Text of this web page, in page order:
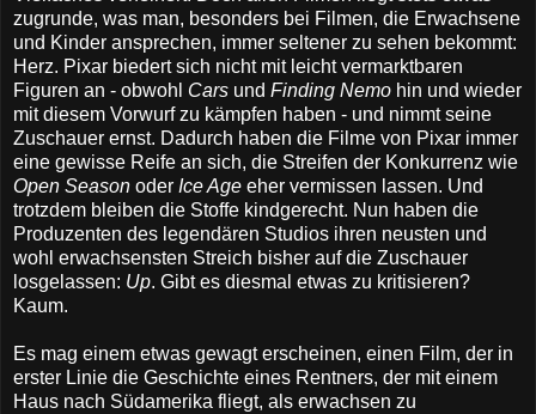
zugrunde, was man, besonders bei Filmen, die Erwachsene
und Kinder ansprechen, immer seltener zu sehen bekommt:
Herz. Pixar biedert sich nicht mit leicht vermarktbaren
Figuren an - obwohl Cars und Finding Nemo hin und wieder
mit diesem Vorwurf zu kämpfen haben - und nimmt seine
Zuschauer ernst. Dadurch haben die Filme von Pixar immer
eine gewisse Reife an sich, die Streifen der Konkurrenz wie
Open Season oder Ice Age eher vermissen lassen. Und
trotzdem bleiben die Stoffe kindgerecht. Nun haben die
Produzenten des legendären Studios ihren neusten und
wohl erwachsensten Streich bisher auf die Zuschauer
losgelassen: Up. Gibt es diesmal etwas zu kritisieren?
Kaum.
Es mag einem etwas gewagt erscheinen, einen Film, der in
erster Linie die Geschichte eines Rentners, der mit einem
Haus nach Südamerika fliegt, als erwachsen zu